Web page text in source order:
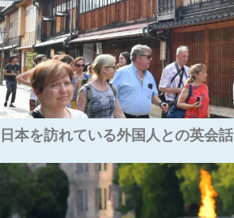
日本を訪れている外国人との英会話